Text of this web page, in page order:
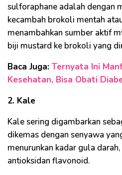
sulforaphane adalah dengan
kecambah brokoli mentah
menambahkan sumber aktif
biji mustard ke brokoli yang
Baca Juga: Ternyata Ini
Kesehatan, Bisa Obati
2. Kale
Kale sering digambarkan
dikemas dengan senyawa
menurunkan kadar gula
antioksidan flavonoid.